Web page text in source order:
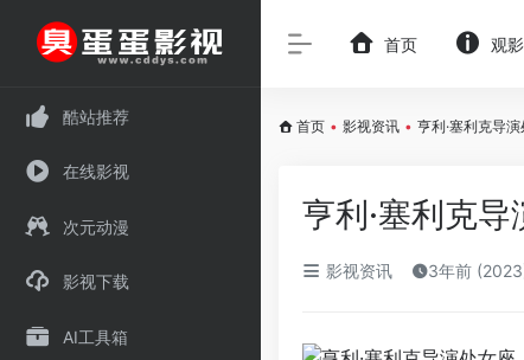
酷站推荐
在线影视
次元动漫
影视下载
AI工具箱
首页 观
首页 • 影视资讯 • 亨利·塞利克导
亨利·塞利克
影视资讯 3年前